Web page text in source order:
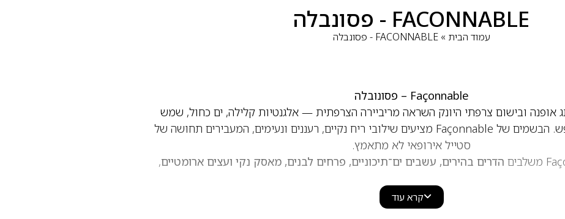
FACONNABLE - פסונבלה
עמוד הבית »FACONNABLE - פסונבלה
Façonnable – פסונובלה
אופנה ובישום צרפתי היונק השראה מריביירה הצרפתית — אלגנטיות קלילה, ים כחול, שמש
ים־תיכונית ורוח של חופש. הבשמים של Façonnable מציעים שילובי ריח נקיים, רעננים ונעימים, המעבירים תחושה של
סטייל אירופאי לא מתאמץ.
הדרים בהירים, עשבים ים־תיכוניים, פרחים לבנים, מאסק נקי ועצים ארומטיים,
האורבנית — ומעניקים תחושת רוגע וסטייל.
Façonnable Femme
קרא עוד